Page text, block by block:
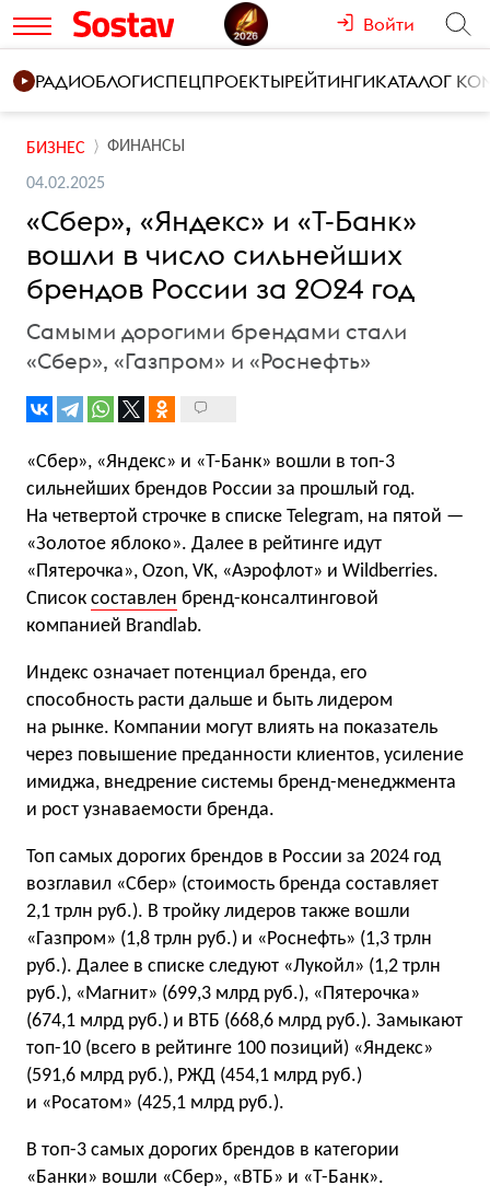
Войти
РАДИОБЛОГИСПЕЦПРОЕКТЫРЕЙТИНГИКАТАЛОГ
БИЗНЕС ФИНАНСЫ
04.02.2025
«Сбер», «Яндекс» и «Т-Банк»
вошли в число сильнейших
брендов России за 2024 год
Самыми дорогими брендами стали
«Сбер», «Газпром» и «Роснефть»
«Сбер», «Яндекс» и «Т-Банк» вошли в топ-3
сильнейших брендов России за прошлый год.
На четвертой строчке в списке Telegram, на пятой —
«Золотое яблоко». Далее в рейтинге идут
«Пятерочка», Ozon, VK, «Аэрофлот» и Wildberries.
Список составлен бренд-консалтинговой
компанией Brandlab.
Индекс означает потенциал бренда, его
способность расти дальше и быть лидером
на рынке. Компании могут влиять на показатель
через повышение преданности клиентов, усиление
имиджа, внедрение системы бренд-менеджмента
и рост узнаваемости бренда.
Топ самых дорогих брендов в России за 2024 год
возглавил «Сбер» (стоимость бренда составляет
2,1 трлн руб.). В тройку лидеров также вошли
«Газпром» (1,8 трлн руб.) и «Роснефть» (1,3 трлн
руб.). Далее в списке следуют «Лукойл» (1,2 трлн
руб.), «Магнит» (699,3 млрд руб.), «Пятерочка»
(674,1 млрд руб.) и ВТБ (668,6 млрд руб.). Замыкают
топ-10 (всего в рейтинге 100 позиций) «Яндекс»
(591,6 млрд руб.), РЖД (454,1 млрд руб.)
и «Росатом» (425,1 млрд руб.).
В топ-3 самых дорогих брендов в категории
«Банки» вошли «Сбер», «ВТБ» и «Т-Банк».